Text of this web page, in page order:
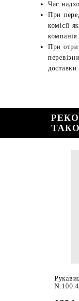
Час
При
комісії
При
доставки.